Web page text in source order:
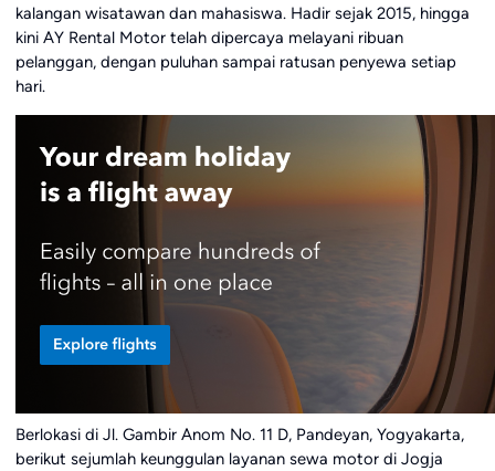
kalangan wisatawan dan mahasiswa. Hadir sejak 2015, hingga
kini AY Rental Motor telah dipercaya melayani ribuan
pelanggan, dengan puluhan sampai ratusan penyewa setiap
hari.
Berlokasi di Jl. Gambir Anom No. 11 D, Pandeyan, Yogyakarta,
berikut sejumlah keunggulan layanan sewa motor di Jogja